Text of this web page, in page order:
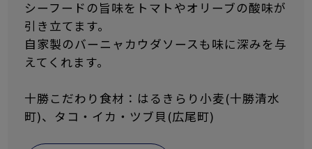
シーフードの旨味をトマトやオリーブの酸味が
引き立てます。
自家製のバーニャカウダソースも味に深みを与
えてくれます。
十勝こだわり食材：はるきらり小麦(十勝清水
町)、タコ・イカ・ツブ貝(広尾町)